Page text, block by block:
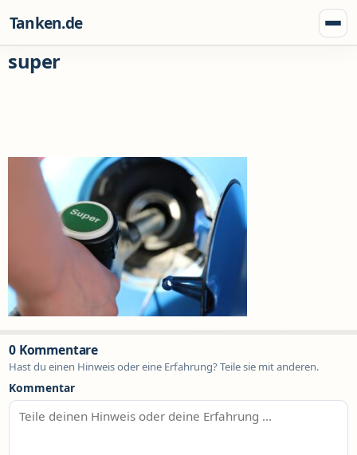
Tanken.de
super
0 Kommentare
Hast du einen Hinweis oder eine Erfahrung? Teile sie mit anderen.
Kommentar